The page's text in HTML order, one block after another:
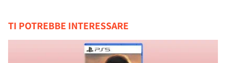
TI POTREBBE INTERESSARE